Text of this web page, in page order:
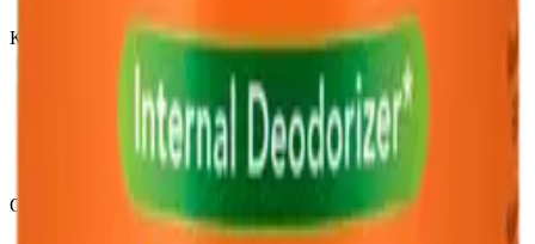
Категории
Витамины и минералы
Спортпитание
От стресса
О компании